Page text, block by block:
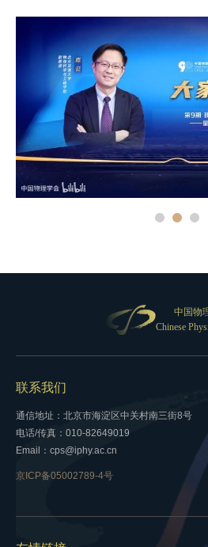
中国物
Chinese
联系我们
通信地址：北京市海淀区中关村南三街8号
电话/传真：010-82649019
Email：cps@iphy.ac.cn
京ICP备05002789-4号